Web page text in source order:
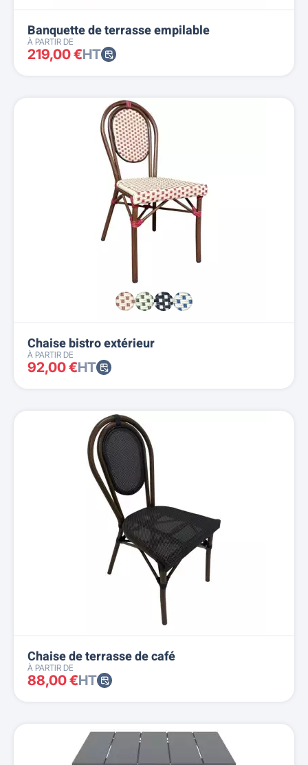
Banquette de terrasse empilable
À PARTIR DE
219,00 €HT
Chaise bistro extérieur
À PARTIR DE
92,00 €HT
Chaise de terrasse de café
À PARTIR DE
88,00 €HT